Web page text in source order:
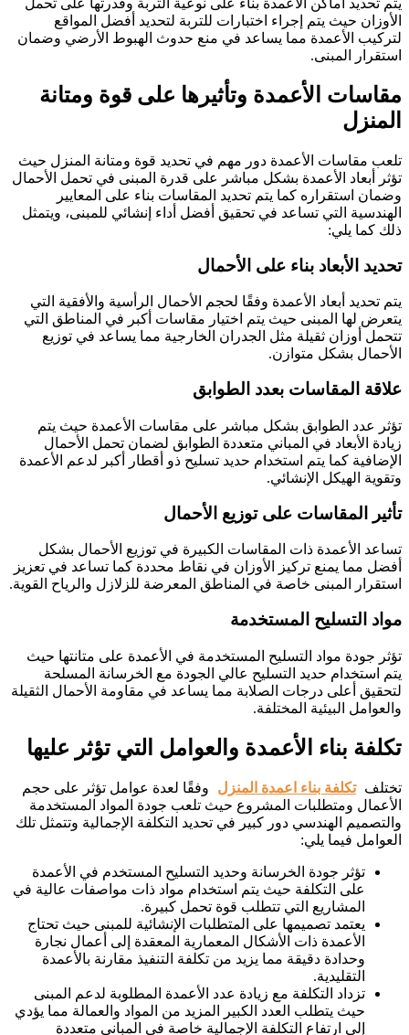
يتم تحديد أماكن الأعمدة بناءً على نوعية التربة وقدرتها على تحمل
الأوزان حيث يتم إجراء اختبارات للتربة لتحديد أفضل المواقع
لتركيب الأعمدة مما يساعد في منع حدوث الهبوط الأرضي وضمان
استقرار المبنى.
مقاسات الأعمدة وتأثيرها على قوة ومتانة
المنزل
تلعب مقاسات الأعمدة دور مهم في تحديد قوة ومتانة المنزل حيث
تؤثر أبعاد الأعمدة بشكل مباشر على قدرة المبنى في تحمل الأحمال
وضمان استقراره كما يتم تحديد المقاسات بناء على المعايير
الهندسية التي تساعد في تحقيق أفضل أداء إنشائي للمبنى، ويتمثل
ذلك كما يلي:
تحديد الأبعاد بناء على الأحمال
يتم تحديد أبعاد الأعمدة وفقًا لحجم الأحمال الرأسية والأفقية التي
يتعرض لها المبنى حيث يتم اختيار مقاسات أكبر في المناطق التي
تتحمل أوزان ثقيلة مثل الجدران الخارجية مما يساعد في توزيع
الأحمال بشكل متوازن.
علاقة المقاسات بعدد الطوابق
تؤثر عدد الطوابق بشكل مباشر على مقاسات الأعمدة حيث يتم
زيادة الأبعاد في المباني متعددة الطوابق لضمان تحمل الأحمال
الإضافية كما يتم استخدام حديد تسليح ذو أقطار أكبر لدعم الأعمدة
وتقوية الهيكل الإنشائي.
تأثير المقاسات على توزيع الأحمال
تساعد الأعمدة ذات المقاسات الكبيرة في توزيع الأحمال بشكل
أفضل مما يمنع تركيز الأوزان في نقاط محددة كما تساعد في تعزيز
استقرار المبنى خاصة في المناطق المعرضة للزلازل والرياح القوية.
مواد التسليح المستخدمة
تؤثر جودة مواد التسليح المستخدمة في الأعمدة على متانتها حيث
يتم استخدام حديد التسليح عالي الجودة مع الخرسانة المسلحة
لتحقيق أعلى درجات الصلابة مما يساعد في مقاومة الأحمال الثقيلة
والعوامل البيئية المختلفة.
تكلفة بناء الأعمدة والعوامل التي تؤثر عليها
تختلف تكلفة بناء اعمدة المنزل
وفقًا لعدة عوامل تؤثر على حجم
الأعمال ومتطلبات المشروع حيث تلعب جودة المواد المستخدمة
والتصميم الهندسي دور كبير في تحديد التكلفة الإجمالية وتتمثل تلك
العوامل فيما يلي:
تؤثر جودة الخرسانة وحديد التسليح المستخدم في الأعمدة
على التكلفة حيث يتم استخدام مواد ذات مواصفات عالية في
المشاريع التي تتطلب قوة تحمل كبيرة.
يعتمد تصميمها على المتطلبات الإنشائية للمبنى حيث تحتاج
الأعمدة ذات الأشكال المعمارية المعقدة إلى أعمال نجارة
وحدادة دقيقة مما يزيد من تكلفة التنفيذ مقارنة بالأعمدة
التقليدية.
تزداد التكلفة مع زيادة عدد الأعمدة المطلوبة لدعم المبنى
حيث يتطلب العدد الكبير المزيد من المواد والعمالة مما يؤدي
إلى ارتفاع التكلفة الإجمالية خاصة في المباني متعددة